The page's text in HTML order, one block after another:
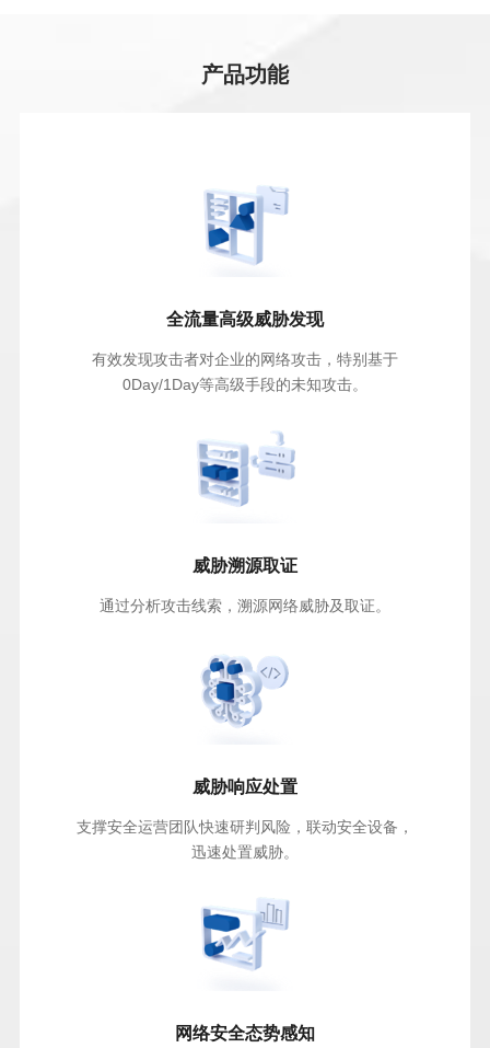
产品功能
全流量高级威胁发现
有效发现攻击者对企业的网络攻击，特别基于
0Day/1Day等高级手段的未知攻击。
威胁溯源取证
通过分析攻击线索，溯源网络威胁及取证。
威胁响应处置
支撑安全运营团队快速研判风险，联动安全设备，
迅速处置威胁。
网络安全态势感知